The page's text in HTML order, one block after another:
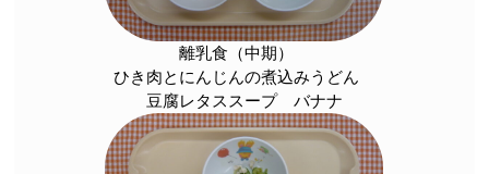
離乳食（中期）
ひき肉とにんじんの煮込みうどん
豆腐レタススープ バナナ